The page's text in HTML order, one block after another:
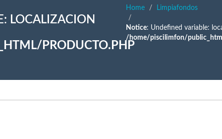
LOCALIZACION
PRODUCTO.PHP
Home Limpiafondos
Notice: Undefined variable:
/home/piscilimfon/